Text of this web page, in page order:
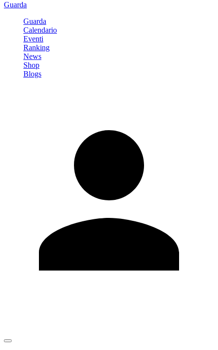
Guarda
Guarda
Calendario
Eventi
Ranking
News
Shop
Blogs